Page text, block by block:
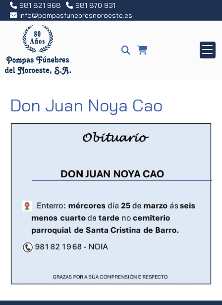
981 821 968
981 870 931
info
pompasfunebresnoroeste.es
Don Juan Noya Cao